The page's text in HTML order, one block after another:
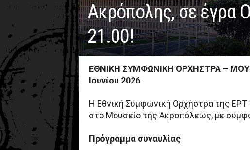
Ακρόπολης, σε έγρα
21.00!
ΕΘΝΙΚΗ ΣΥΜΦΩΝΙΚΗ ΟΡΧΗΣΤΡΑ –
Ιουνίου 2026
H Εθνική Συμφωνική Ορχήστρα της ΕΡΤ
στο Μουσείο της Ακροπόλεως, με
Πρόγραμμα συναυλίας